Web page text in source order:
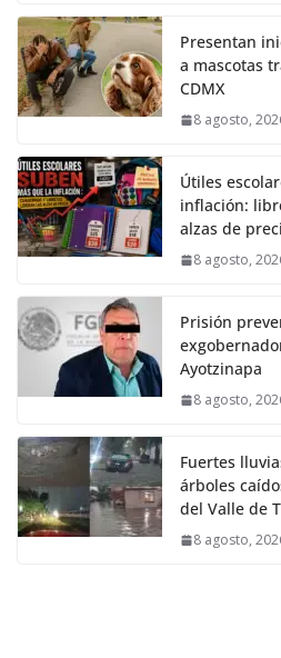
Presentan
a mascotas
CDMX
8 agosto,
Útiles
inflación:
alzas de
8 agosto,
Prisión
Ayotzinapa
8 agosto,
Fuertes
árboles
del Valle de
8 agosto,